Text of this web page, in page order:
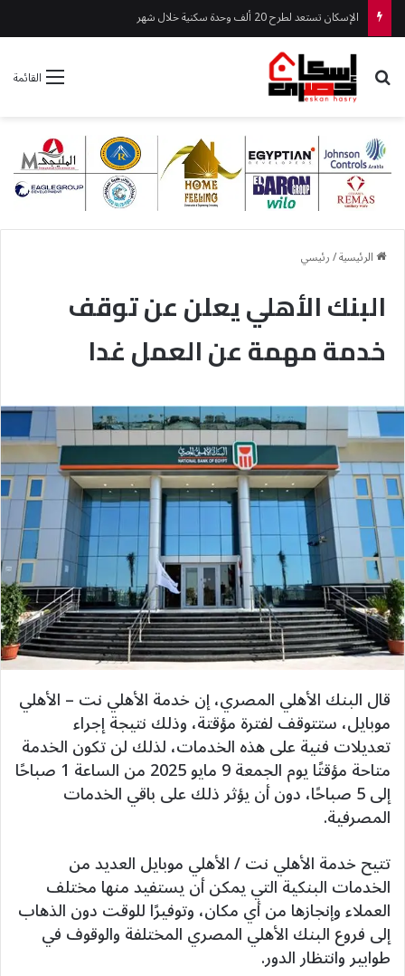
الإسكان تستعد لطرح 20 ألف وحدة سكنية خلال شهر
القائمة بحث عن
الرئيسية/رئيسي
البنك الأهلي يعلن عن توقف
خدمة مهمة عن العمل غدا
قال البنك الأهلي المصري، إن خدمة الأهلي نت – الأهلي
موبايل، ستتوقف لفترة مؤقتة، وذلك نتيجة إجراء
تعديلات فنية على هذه الخدمات، لذلك لن تكون الخدمة
متاحة مؤقتًا يوم الجمعة 9 مايو 2025 من الساعة 1 صباحًا
إلى 5 صباحًا، دون أن يؤثر ذلك على باقي الخدمات
المصرفية.
تتيح خدمة الأهلي نت / الأهلي موبايل العديد من
الخدمات البنكية التي يمكن أن يستفيد منها مختلف
العملاء وإنجازها من أي مكان، وتوفيرًا للوقت دون الذهاب
إلى فروع البنك الأهلي المصري المختلفة والوقوف في
طوابير وانتظار الدور.